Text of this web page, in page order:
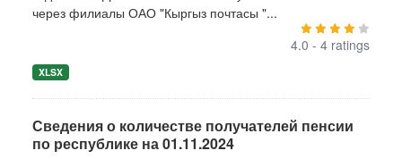
через филиалы ОАО "Кыргыз почтасы "...
4.0 - 4 ratings
XLSX
Сведения о количестве получателей пенсии
по республике на 01.11.2024